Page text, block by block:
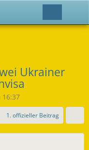
Ukrainer
16:37
1. offizieller Beitrag